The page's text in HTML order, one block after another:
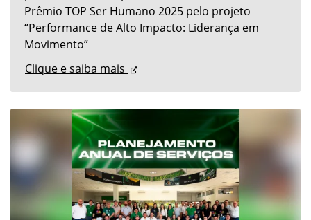
PRÊMIO TOP SER HUMANO - ABRH/RS
2025
No dia 27 de novembro, a Alvorada subiu ao
palco da ABRH/RS para receber oficialmente o
Prêmio TOP Ser Humano 2025 pelo projeto
“Performance de Alto Impacto: Liderança em
Movimento”